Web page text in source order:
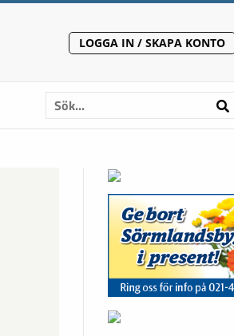
LOGGA IN / SKAPA KONTO